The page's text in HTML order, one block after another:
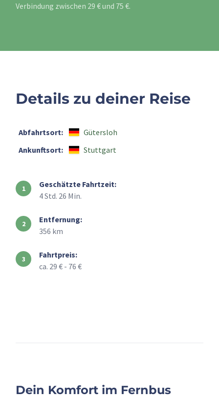
Verbindung zwischen 29 € und 75 €.
Details zu deiner Reise
Abfahrtsort:
Gütersloh
Ankunftsort:
Stuttgart
Geschätzte Fahrtzeit:
4 Std. 26 Min.
Entfernung:
356 km
Fahrtpreis:
ca. 29 € - 76 €
Dein Komfort im Fernbus